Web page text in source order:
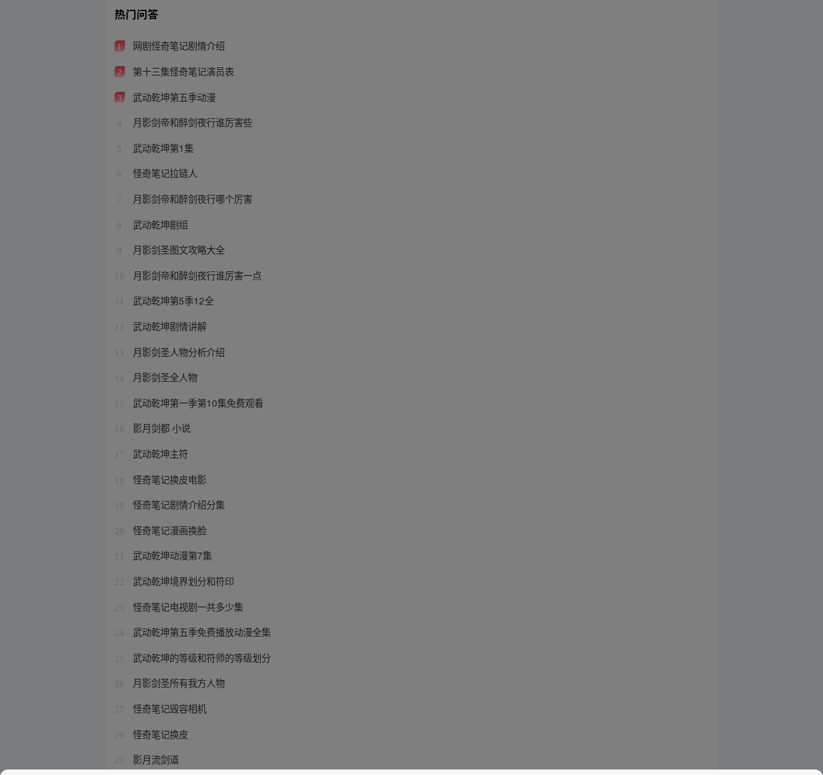
热门问答
1 网剧怪奇笔记剧情介绍
2 第十三集怪奇笔记演员表
3 武动乾坤第五季动漫
4 月影剑帝和醉剑夜行谁厉害些
5 武动乾坤第1集
6 怪奇笔记拉链人
7 月影剑帝和醉剑夜行哪个厉害
8 武动乾坤剧组
9 月影剑圣图文攻略大全
10 月影剑帝和醉剑夜行谁厉害一点
武动乾坤第5季12全
12 武动乾坤剧情讲解
13 月影剑圣人物分析介绍
14 月影剑圣全人物
15 武动乾坤第一季第10集免费观看
16 影月剑都 小说
17 武动乾坤主符
18 怪奇笔记换皮电影
19 怪奇笔记剧情介绍分集
20 怪奇笔记漫画换脸
21 武动乾坤动漫第7集
22 武动乾坤境界划分和符印
23 怪奇笔记电视剧一共多少集
24 武动乾坤第五季免费播放动漫全集
25 武动乾坤的等级和符师的等级划分
26 月影剑圣所有我方人物
27 怪奇笔记毁容相机
28 怪奇笔记换皮
29 影月流剑道